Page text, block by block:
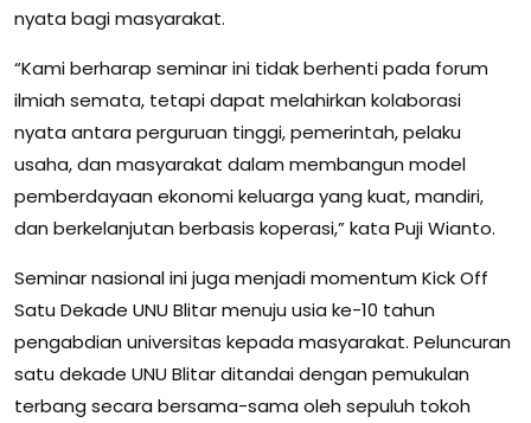
nyata bagi masyarakat.
“Kami berharap seminar ini tidak berhenti pada forum
ilmiah semata, tetapi dapat melahirkan kolaborasi
nyata antara perguruan tinggi, pemerintah, pelaku
usaha, dan masyarakat dalam membangun model
pemberdayaan ekonomi keluarga yang kuat, mandiri,
dan berkelanjutan berbasis koperasi,” kata Puji Wianto.
Seminar nasional ini juga menjadi momentum Kick Off
Satu Dekade UNU Blitar menuju usia ke-10 tahun
pengabdian universitas kepada masyarakat. Peluncuran
satu dekade UNU Blitar ditandai dengan pemukulan
terbang secara bersama-sama oleh sepuluh tokoh